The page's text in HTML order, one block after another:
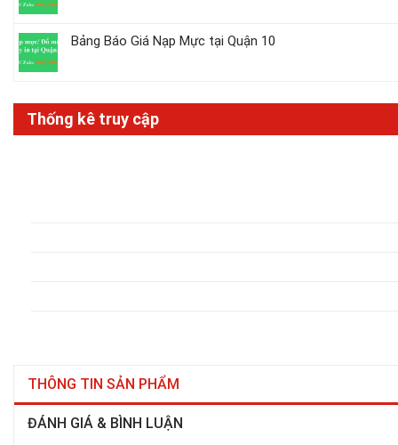
THÔNG TIN SẢN PHẨM
ĐÁNH GIÁ & BÌNH LUẬN
Bảng Báo Giá Nạp Mực tại Quận 10
Thống kê truy cập